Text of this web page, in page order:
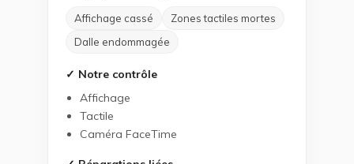
Affichage cassé
Zones tactiles mortes
Dalle endommagée
✓ Notre contrôle
Affichage
Tactile
Caméra FaceTime